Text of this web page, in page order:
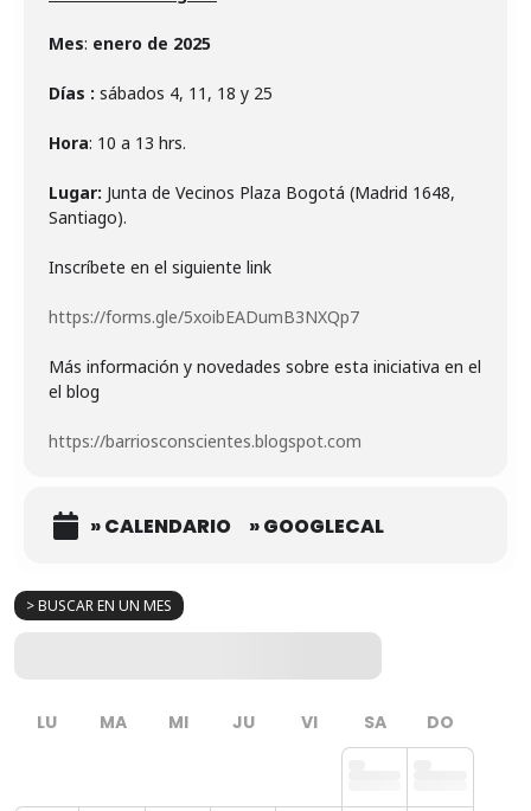
> BUSCAR EN UN MES
LU MA MI JU VI SA DO
Mes: enero de 2025
Días : sábados 4, 11, 18 y 25
Hora: 10 a 13 hrs.
Lugar: Junta de Vecinos Plaza Bogotá (Madrid 1648,
Santiago).
Inscríbete en el siguiente link
https://forms.gle/5xoibEADumB3NXQp7
Más información y novedades sobre esta iniciativa en el
el blog
https://barriosconscientes.blogspot.com
» CALENDARIO » GOOGLECAL